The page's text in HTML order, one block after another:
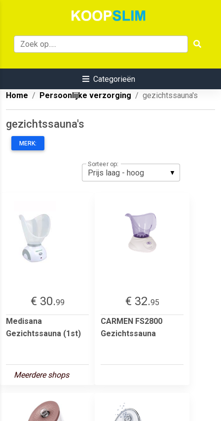
Categorieën
Home
Persoonlijke verzorging gezichtssauna's
gezichtssauna's
MERK:
Sorteer op:
€ 30.99
Medisana
Gezichtssauna (1st)
Meerdere shops
€ 32.95
CARMEN FS2800
Gezichtssauna